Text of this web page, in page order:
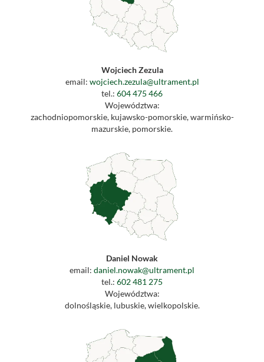
Wojciech Zezula
email: wojciech.zezula@ultrament.pl
tel.: 604 475 466
Województwa:
zachodniopomorskie, kujawsko-pomorskie, warmińsko-
mazurskie, pomorskie.
Daniel Nowak
email: daniel.nowak@ultrament.pl
tel.: 602 481 275
Województwa:
dolnośląskie, lubuskie, wielkopolskie.